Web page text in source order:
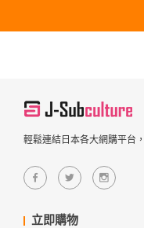
輕鬆連結日本各大網購平台
立即購物